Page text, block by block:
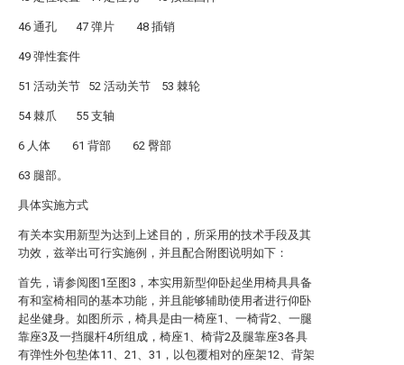
46 通孔 47 弹片 48 插销
49 弹性套件
51 活动关节 52 活动关节 53 棘轮
54 棘爪 55 支轴
6 人体 61 背部 62 臀部
63 腿部。
具体实施方式
有关本实用新型为达到上述目的，所采用的技术手段及其
功效，兹举出可行实施例，并且配合附图说明如下：
首先，请参阅图1至图3，本实用新型仰卧起坐用椅具具备
有和室椅相同的基本功能，并且能够辅助使用者进行仰卧
起坐健身。如图所示，椅具是由一椅座1、一椅背2、一腿
靠座3及一挡腿杆4所组成，椅座1、椅背2及腿靠座3各具
有弹性外包垫体11、21、31，以包覆相对的座架12、背架